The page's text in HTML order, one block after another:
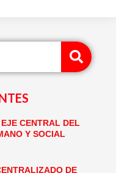
CENTRAL DEL
Y SOCIAL
DE
Page